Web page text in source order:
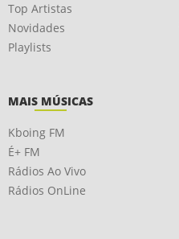
Top Artistas
Novidades
Playlists
MAIS MÚSICAS
Kboing FM
É+ FM
Rádios Ao Vivo
Rádios OnLine